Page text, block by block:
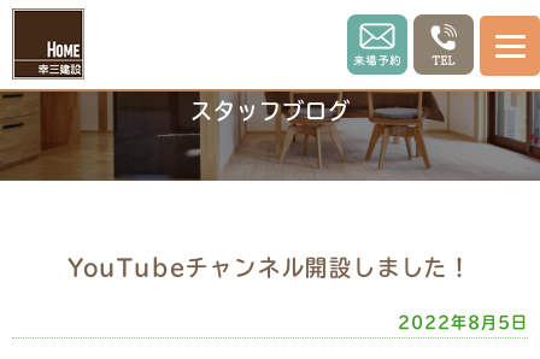
スタッフブログ
YouTubeチャンネル開設しました！
2022年8月5日